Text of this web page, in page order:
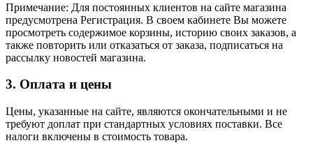
Примечание: Для постоянных клиентов на сайте магазина
предусмотрена Регистрация. В своем кабинете Вы можете
просмотреть содержимое корзины, историю своих заказов, а
также повторить или отказаться от заказа, подписаться на
рассылку новостей магазина.
3. Оплата и цены
Цены, указанные на сайте, являются окончательными и не
требуют доплат при стандартных условиях поставки. Все
налоги включены в стоимость товара.